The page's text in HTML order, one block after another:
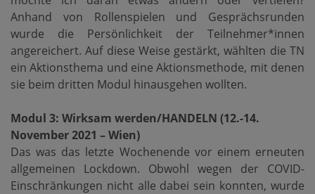
Anhand von Rollenspielen und Gesprächsrunden
wurde die Persönlichkeit der Teilnehmer*innen
angereichert. Auf diese Weise gestärkt, wählten die TN
ein Aktionsthema und eine Aktionsmethode, mit denen
sie beim dritten Modul hinausgehen wollten.
Modul 3: Wirksam werden/HANDELN (12.-14.
November 2021 – Wien)
Das was das letzte Wochenende vor einem erneuten
allgemeinen Lockdown. Obwohl wegen der COVID-
Einschränkungen nicht alle dabei sein konnten, wurde